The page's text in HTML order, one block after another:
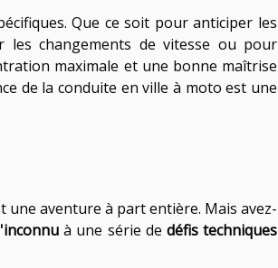
Que ce soit pour anticiper les
changements de vitesse ou pour
maximale et une bonne maîtrise
de la conduite en ville à moto est une
une aventure à part entière. Mais avez-
à une série de défis techniques